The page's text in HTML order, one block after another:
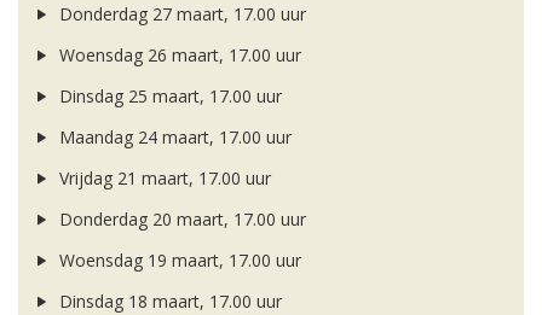
Donderdag 27 maart, 17.00 uur
Woensdag 26 maart, 17.00 uur
Dinsdag 25 maart, 17.00 uur
Maandag 24 maart, 17.00 uur
Vrijdag 21 maart, 17.00 uur
Donderdag 20 maart, 17.00 uur
Woensdag 19 maart, 17.00 uur
Dinsdag 18 maart, 17.00 uur